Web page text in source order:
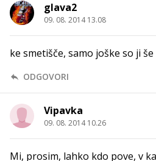
glava2
09. 08. 2014 13.08
ke smetišče, samo joške so ji
ODGOVORI
Vipavka
09. 08. 2014 10.26
Mi, prosim, lahko kdo pove, v